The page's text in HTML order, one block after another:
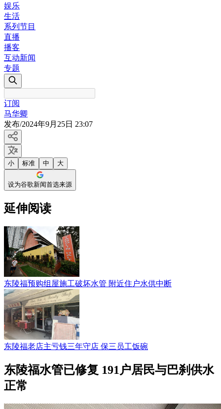
娱乐
生活
系列节目
直播
播客
互动新闻
专题
订阅
马华卿
发布/2024年9月25日 23:07
小 标准 中 大
设为谷歌新闻首选来源
延伸阅读
东陵福预购组屋施工破坏水管 附近住户水供中断
东陵福老店主亏钱三年守店 保三员工饭碗
东陵福水管已修复 191户居民与巴刹供水
正常